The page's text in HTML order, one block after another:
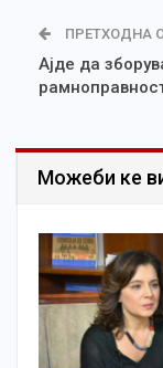
ПРЕТХОДНА
Ајде да
Можеби ке